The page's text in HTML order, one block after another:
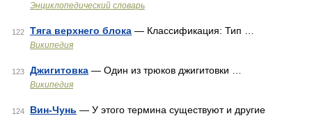
Энциклопедический словарь
122 Тяга верхнего блока — Классификация: Тип …
Википедия
123 Джигитовка — Один из трюков джигитовки …
Википедия
124 Вин-Чунь — У этого термина существуют и другие